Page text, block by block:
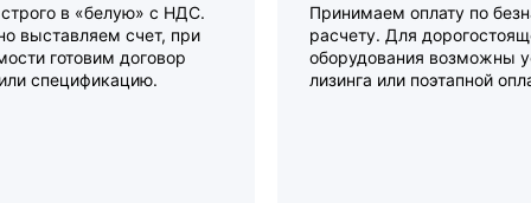
в «белую» с НДС.
выставляем счет, при
готовим договор
спецификацию.
Принимаем оплату по
расчету. Для
оборудования возможны
лизинга или поэтапной